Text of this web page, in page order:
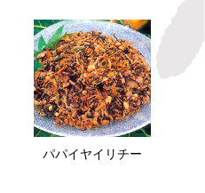
パパイヤイリチー